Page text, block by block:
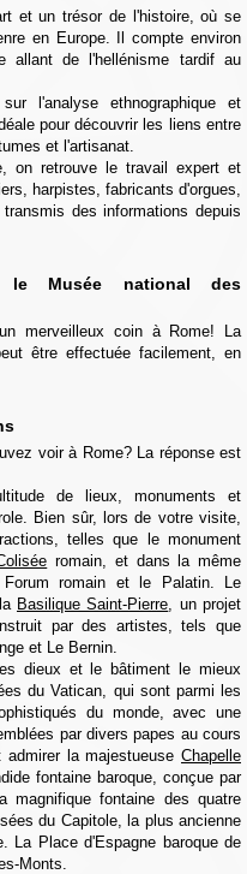
et un trésor de l'histoire, où se
en Europe. Il compte environ
allant de l'hellénisme tardif au
l'analyse ethnographique et
pour découvrir les liens entre
et l'artisanat.
on retrouve le travail expert et
harpistes, fabricants d'orgues,
des informations depuis
le Musée national des
merveilleux coin à Rome! La
être effectuée facilement, en
voir à Rome? La réponse est
de lieux, monuments et
Bien sûr, lors de votre visite,
telles que le monument
romain, et dans la même
romain et le Palatin. Le
Basilique Saint-Pierre, un projet
par des artistes, tels que
et Le Bernin.
dieux et le bâtiment le mieux
du Vatican, qui sont parmi les
du monde, avec une
par divers papes au cours
la majestueuse Chapelle
fontaine baroque, conçue par
magnifique fontaine des quatre
du Capitole, la plus ancienne
La Place d'Espagne baroque de
Monts.